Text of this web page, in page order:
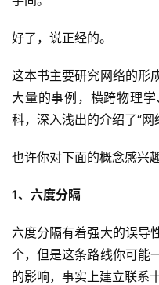
首
页
好了，说正经的。
这本书主要研究网络的形
大量的事例，横跨物理
科，深入浅出的介绍了“网
也许你对下面的概念感兴趣
1、六度分隔
六度分隔有着强大的误导
个，但是这条路线你可能
的影响，事实上建立联系